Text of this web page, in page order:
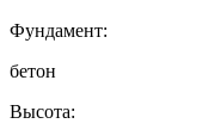
Фундамент:
бетон
Высота: